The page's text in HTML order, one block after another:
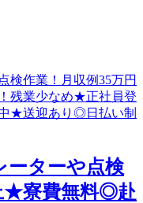
ーターや点検
★寮費無料◎赴